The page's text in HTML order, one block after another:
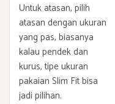
Untuk atasan, pilih
atasan dengan ukuran
yang pas, biasanya
kalau pendek dan
kurus, tipe ukuran
pakaian Slim Fit bisa
jadi pilihan.